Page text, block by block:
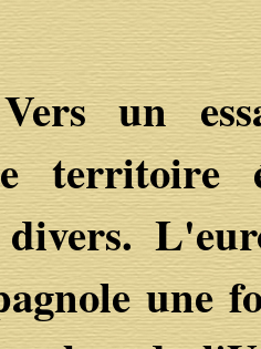
Vers un
territoire
une